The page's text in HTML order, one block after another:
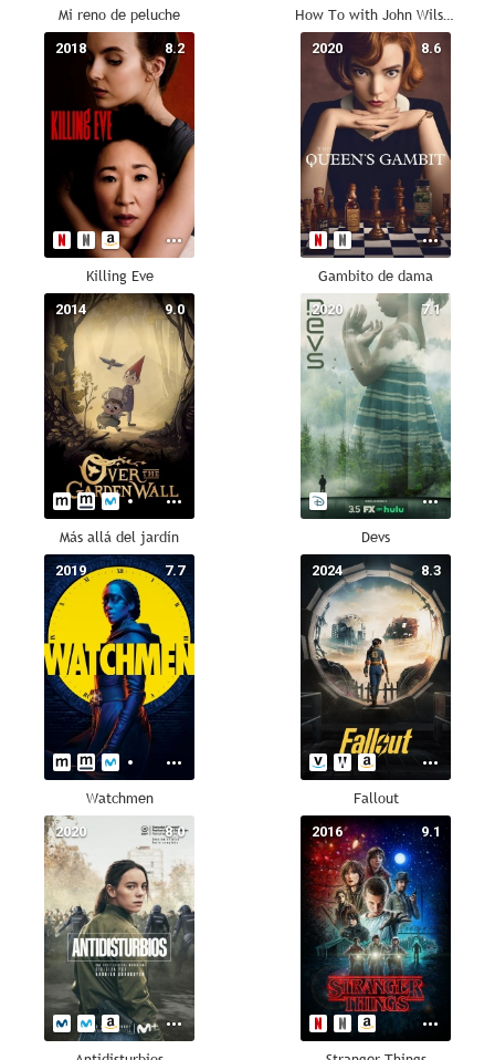
Mi reno de peluche How To with John Wilson
8.2
2018
Killing Eve
8.6
2020
Gambito de dama
9.0
2014
Más allá del jardín
7.1
2020
Devs
7.7
2019
Watchmen
8.3
2024
Fallout
8.0
2020 9.1
2016